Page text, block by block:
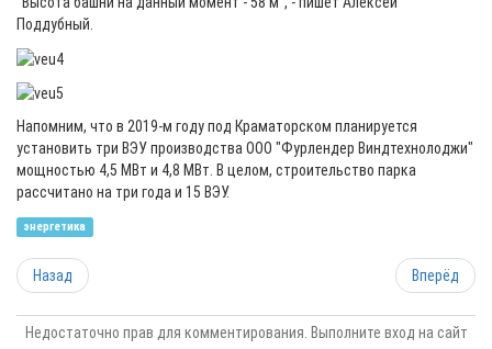
Поддубный.
Напомним, что в 2019-м году под Краматорском планируется
установить три ВЭУ производства ООО "Фурлендер Виндтехнолоджи"
мощностью 4,5 МВт и 4,8 МВт. В целом, строительство парка
рассчитано на три года и 15 ВЭУ.
энергетика
Назад Вперёд
Недостаточно прав для комментирования. Выполните вход на сайт